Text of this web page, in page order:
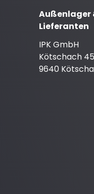
Außenlager
Lieferanten
IPK GmbH
Kötschach
9640